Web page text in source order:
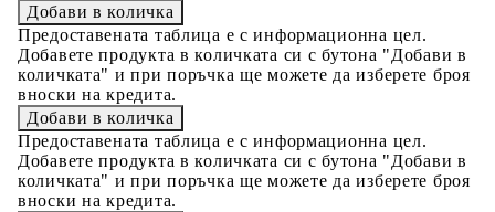
Предоставената таблица е с информационна цел.
Добавете продукта в количката си с бутона "Добави в
количката" и при поръчка ще можете да изберете броя
вноски на кредита.
Предоставената таблица е с информационна цел.
Добавете продукта в количката си с бутона "Добави в
количката" и при поръчка ще можете да изберете броя
вноски на кредита.